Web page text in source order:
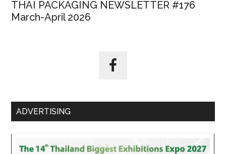
THAI PACKAGING NEWSLETTER #176
March-April 2026
ADVERTISING